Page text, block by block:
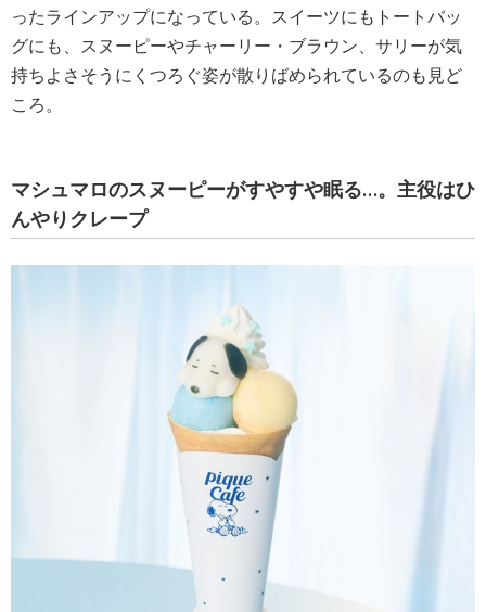
ったラインアップになっている。スイーツにもトートバッ
グにも、スヌーピーやチャーリー・ブラウン、サリーが気
持ちよさそうにくつろぐ姿が散りばめられているのも見ど
ころ。
マシュマロのスヌーピーがすやすや眠る…。主役はひ
んやりクレープ